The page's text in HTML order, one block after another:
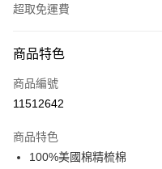
超取免運費
信用卡一次付款
超商取貨付款
Apple Pay
商品特色
商品編號
11512642
商品特色
100%美國棉精梳棉